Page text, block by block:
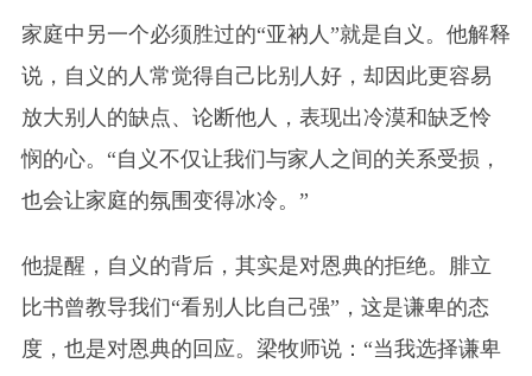
家庭中另一个必须胜过的“亚衲人”就是自义。他解释
说，自义的人常觉得自己比别人好，却因此更容易
放大别人的缺点、论断他人，表现出冷漠和缺乏怜
悯的心。“自义不仅让我们与家人之间的关系受损，
也会让家庭的氛围变得冰冷。”
他提醒，自义的背后，其实是对恩典的拒绝。腓立
比书曾教导我们“看别人比自己强”，这是谦卑的态
度，也是对恩典的回应。梁牧师说：“当我选择谦卑